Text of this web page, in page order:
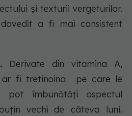
și texturii vergeturilor.
a fi mai consistent
Derivate din vitamina A,
ar fi tretinoina pe care le
pot îmbunătăți aspectul
vechi de câteva luni.